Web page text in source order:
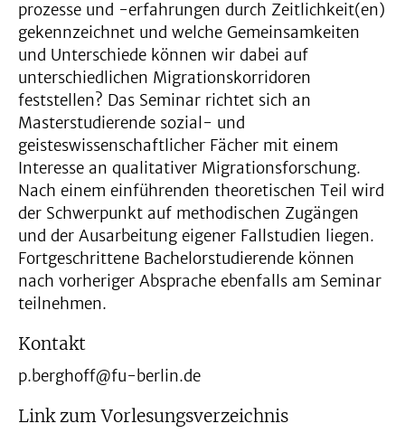
prozesse und -erfahrungen durch Zeitlichkeit(en)
gekennzeichnet und welche Gemeinsamkeiten
und Unterschiede können wir dabei auf
unterschiedlichen Migrationskorridoren
feststellen? Das Seminar richtet sich an
Masterstudierende sozial- und
geisteswissenschaftlicher Fächer mit einem
Interesse an qualitativer Migrationsforschung.
Nach einem einführenden theoretischen Teil wird
der Schwerpunkt auf methodischen Zugängen
und der Ausarbeitung eigener Fallstudien liegen.
Fortgeschrittene Bachelorstudierende können
nach vorheriger Absprache ebenfalls am Seminar
teilnehmen.
Kontakt
p.berghoff@fu-berlin.de
Link zum Vorlesungsverzeichnis